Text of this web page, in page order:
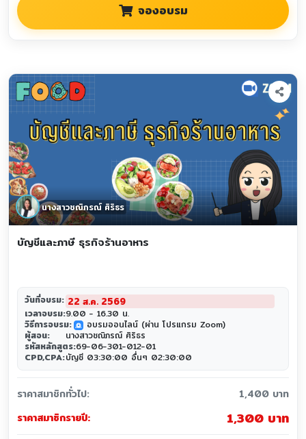
จองอบรม
นางสาวชณิภรณ์ ศิริธร
บัญชีและภาษี ธุรกิจร้านอาหาร
วันที่อบรม: 22 ส.ค. 2569
เวลาอบรม:9.00 - 16.30 น.
วิธีการอบรม:
zoom
อบรมออนไลน์ (ผ่าน โปรแกรม Zoom)
ผู้สอน:
นางสาวชณิภรณ์ ศิริธร
รหัสหลักสูตร:69-06-301-012-01
CPD,CPA:บัญชี 03:30:00 อื่นๆ 02:30:00
ราคาสมาชิกทั่วไป:
1,400 บาท
ราคาสมาชิกรายปี:
1,300 บาท